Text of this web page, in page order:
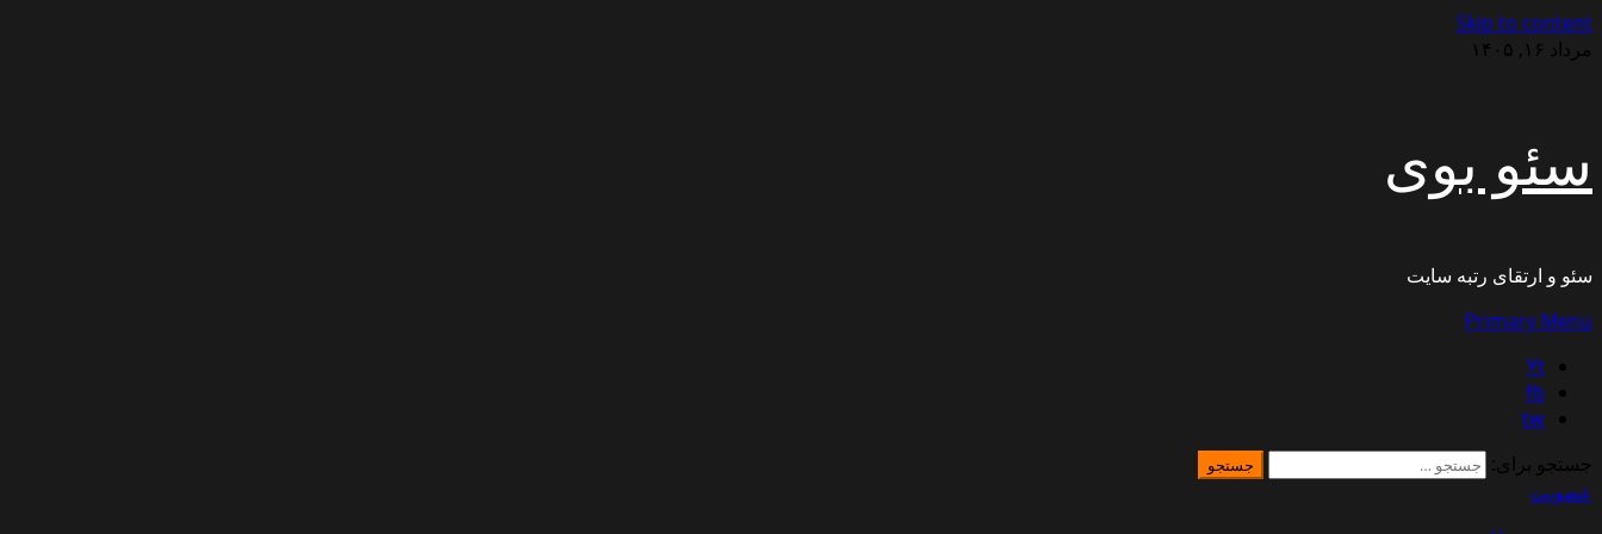
Skip to content
مرداد ۱۶, ۱۴۰۵
سئو بوی
سئو و ارتقای رتبه سایت
Primary Menu
Yt
fb
tw
جستجو برای:
عضویت